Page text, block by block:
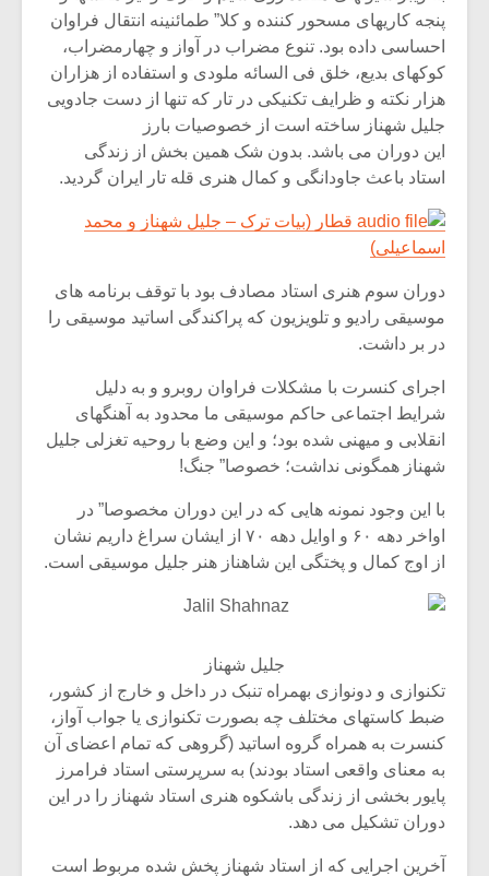
پنجه کاریهای مسحور کننده و کلا” طمائنینه انتقال فراوان
احساسی داده بود. تنوع مضراب در آواز و چهارمضراب،
کوکهای بدیع، خلق فی السائه ملودی و استفاده از هزاران
هزار نکته و ظرایف تکنیکی در تار که تنها از دست جادویی
جلیل شهناز ساخته است از خصوصیات بارز
این دوران می باشد. بدون شک همین بخش از زندگی
استاد باعث جاودانگی و کمال هنری قله تار ایران گردید.
قطار (بیات ترک – جلیل شهناز و محمد
اسماعیلی)
دوران سوم هنری استاد مصادف بود با توقف برنامه های
موسیقی رادیو و تلویزیون که پراکندگی اساتید موسیقی را
در بر داشت.
اجرای کنسرت با مشکلات فراوان روبرو و به دلیل
شرایط اجتماعی حاکم موسیقی ما محدود به آهنگهای
انقلابی و میهنی شده بود؛ و این وضع با روحیه تغزلی جلیل
شهناز همگونی نداشت؛ خصوصا” جنگ!
با این وجود نمونه هایی که در این دوران مخصوصا” در
اواخر دهه ۶۰ و اوایل دهه ۷۰ از ایشان سراغ داریم نشان
از اوج کمال و پختگی این شاهناز هنر جلیل موسیقی است.
جلیل شهناز
تکنوازی و دونوازی بهمراه تنبک در داخل و خارج از کشور،
ضبط کاستهای مختلف چه بصورت تکنوازی یا جواب آواز،
کنسرت به همراه گروه اساتید (گروهی که تمام اعضای آن
به معنای واقعی استاد بودند) به سرپرستی استاد فرامرز
پایور بخشی از زندگی باشکوه هنری استاد شهناز را در این
دوران تشکیل می دهد.
آخرین اجرایی که از استاد شهناز پخش شده مربوط است